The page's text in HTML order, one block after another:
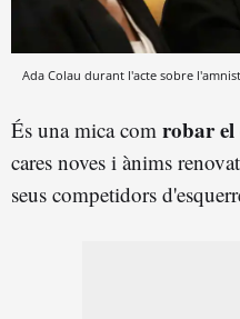
Ada Colau durant l'acte sobre
És una mica com robar el
cares noves i ànims
seus competidors